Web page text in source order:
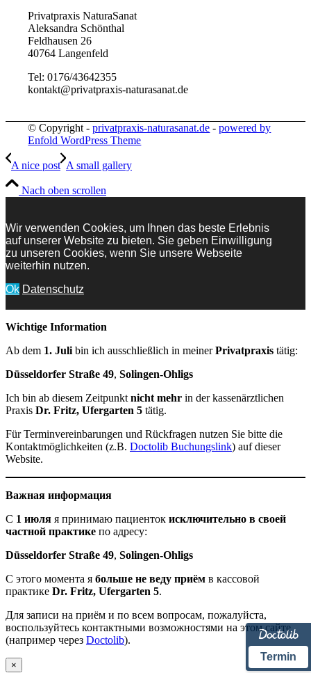
Termin
Privatpraxis NaturaSanat
Aleksandra Schönthal
Feldhausen 26
40764 Langenfeld
Tel: 0176/43642355
kontakt@privatpraxis-naturasanat.de
© Copyright -privatpraxis-naturasanat.de -powered by
Enfold WordPress Theme
A nice post A small gallery
Nach oben scrollen
Wir verwenden Cookies, um Ihnen das beste Erlebnis
auf unserer Website zu bieten. Sie geben Einwilligung
zu unseren Cookies, wenn Sie unsere Webseite
weiterhin nutzen.
Ok Datenschutz
Wichtige Information
Ab dem 1. Juli bin ich ausschließlich in meinerPrivatpraxis tätig:
Düsseldorfer Straße 49, Solingen-Ohligs
Ich bin ab diesem Zeitpunkt nicht mehr in der kassenärztlichen
Praxis Dr. Fritz, Ufergarten 5 tätig.
Für Terminvereinbarungen und Rückfragen nutzen Sie bitte die
Kontaktmöglichkeiten (z.B. Doctolib Buchungslink) auf dieser
Website.
Важная информация
С 1 июля я принимаю пациенток исключительно в своей
частной практике по адресу:
Düsseldorfer Straße 49, Solingen-Ohligs
С этого момента я больше не веду приём в кассовой
практике Dr. Fritz, Ufergarten 5.
Для записи на приём и по всем вопросам, пожалуйста,
воспользуйтесь контактными возможностями на этом сайте
(например через Doctolib).
×